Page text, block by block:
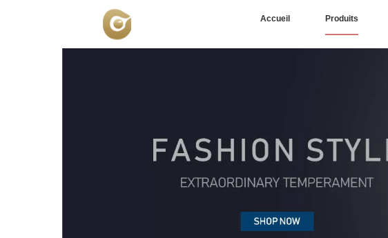
Accueil Produits